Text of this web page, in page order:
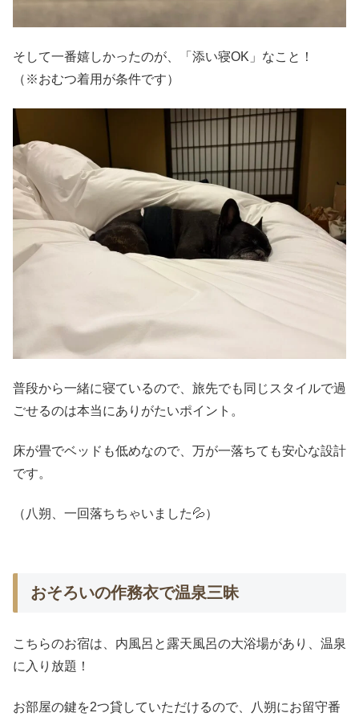
そして一番嬉しかったのが、「添い寝OK」なこと！
（※おむつ着用が条件です）
普段から一緒に寝ているので、旅先でも同じスタイルで過
ごせるのは本当にありがたいポイント。
床が畳でベッドも低めなので、万が一落ちても安心な設計
です。
（八朔、一回落ちちゃいました💦）
おそろいの作務衣で温泉三昧
こちらのお宿は、内風呂と露天風呂の大浴場があり、温泉
に入り放題！
お部屋の鍵を2つ貸していただけるので、八朔にお留守番